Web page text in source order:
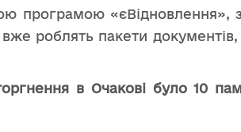
програмою «єВідновлення»,
роблять пакети документів,
в Очакові було 10